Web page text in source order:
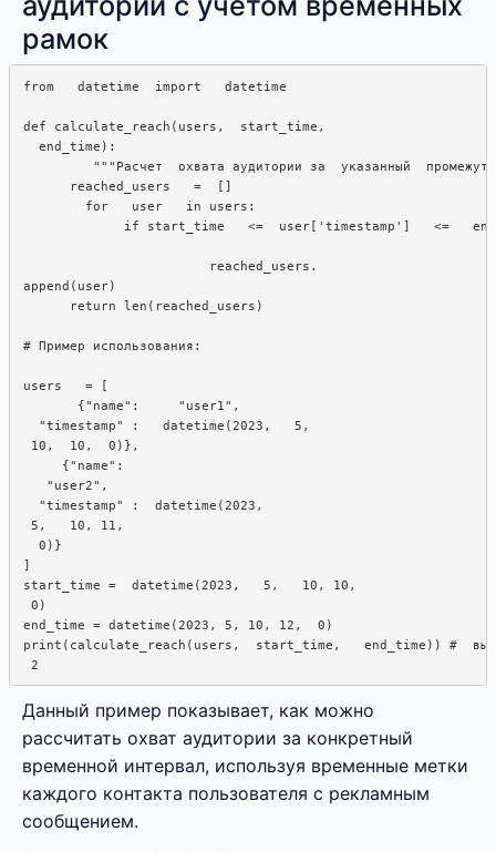
рамок
from   datetime  import   datetime
def calculate_reach(users,  start_time,
  end_time):
"""Расчет  охвата аудитории за  указанный
      reached_users   =  []
        for   user   in users:
if start_time   <=  user['timestamp']   <=
                        reached_users.
append(user)
      return len(reached_users)
# Пример использования:
users   = [
       {"name":     "user1",
  "timestamp" :   datetime(2023,   5,
10,  10,  0)},
     {"name":
   "user2",
  "timestamp" :  datetime(2023,
5,   10, 11,
  0)}
]
start_time =  datetime(2023,   5,   10, 10,
0)
end_time = datetime(2023, 5, 10, 12,  0)
print(calculate_reach(users,  start_time,   end_time)) #
Данный пример показывает, как можно
рассчитать охват аудитории за конкретный
временной интервал, используя временные метки
каждого контакта пользователя с рекламным
сообщением.